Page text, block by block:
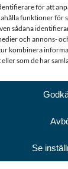
för att
funktioner för
sådana
och annons-
tur kombinera
som de har
Se